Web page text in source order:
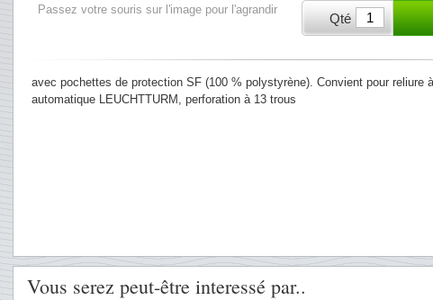
Passez votre souris sur l'image pour l'agrandir
Qté
avec pochettes de protection SF (100 % polystyrène). Convient pour reliure
automatique LEUCHTTURM, perforation à 13 trous
Vous serez peut-être interessé par..